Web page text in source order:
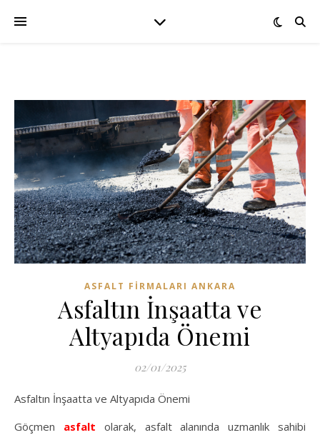
ASFALT FIRMALARI ANKARA
Asfaltın İnşaatta ve
Altyapıda Önemi
02/01/2025
Asfaltın İnşaatta ve Altyapıda Önemi
Göçmen asfalt olarak, asfalt alanında uzmanlık sahibi